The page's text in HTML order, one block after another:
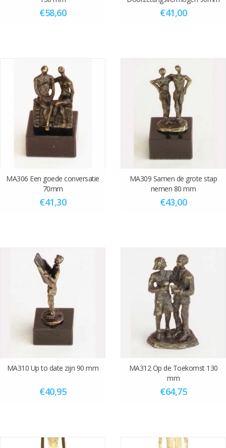
€58,60 €41,00
MA306 Een goede conversatie
70mm
€41,30
MA309 Samen de grote stap
nemen 80 mm
€43,00
MA310 Up to date zijn 90 mm
€40,95
MA312 Op de Toekomst 130
mm
€64,75